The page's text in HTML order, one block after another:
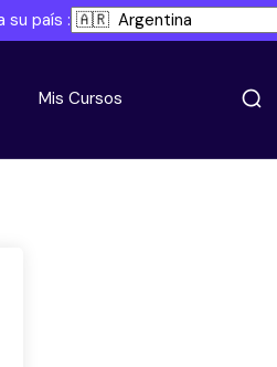
su país :
Mis Cursos